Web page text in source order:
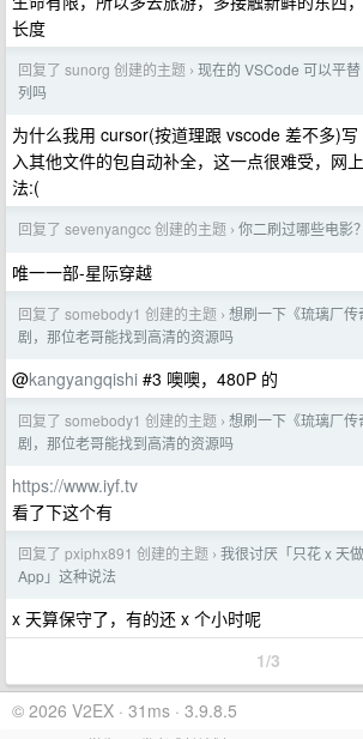
长度
回复了 sunorg 创建的主题 › 现在的 VSCode 可以平替
列吗
为什么我用 cursor(按道理跟 vscode 差不多)
入其他文件的包自动补全，这一点很难受，网
法:(
回复了 sevenyangcc 创建的主题 › 你二刷过哪些电影？
唯一一部-星际穿越
回复了 somebody1 创建的主题 › 想刷一下《琉璃厂传
剧，那位老哥能找到高清的资源吗
@kangyangqishi #3 噢噢，480P 的
回复了 somebody1 创建的主题 › 想刷一下《琉璃厂传
剧，那位老哥能找到高清的资源吗
https://www.iyf.tv
看了下这个有
回复了 pxiphx891 创建的主题 › 我很讨厌「只花 x 天
App」这种说法
x 天算保守了，有的还 x 个小时呢
1/3
© 2026 V2EX · 31ms · 3.9.8.5